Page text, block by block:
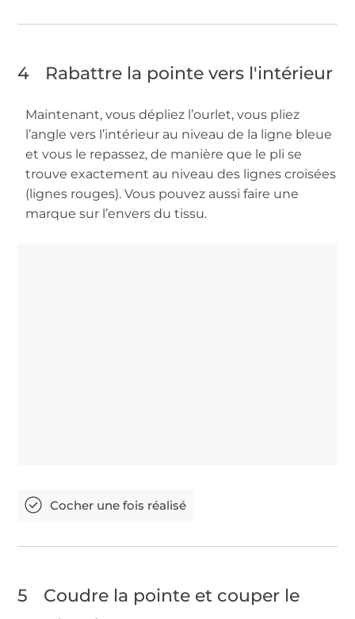
4 Rabattre la pointe vers l'intérieur
Maintenant, vous dépliez l’ourlet, vous pliez
l’angle vers l’intérieur au niveau de la ligne bleue
et vous le repassez, de manière que le pli se
trouve exactement au niveau des lignes croisées
(lignes rouges). Vous pouvez aussi faire une
marque sur l’envers du tissu.
5
Coudre la pointe et couper le